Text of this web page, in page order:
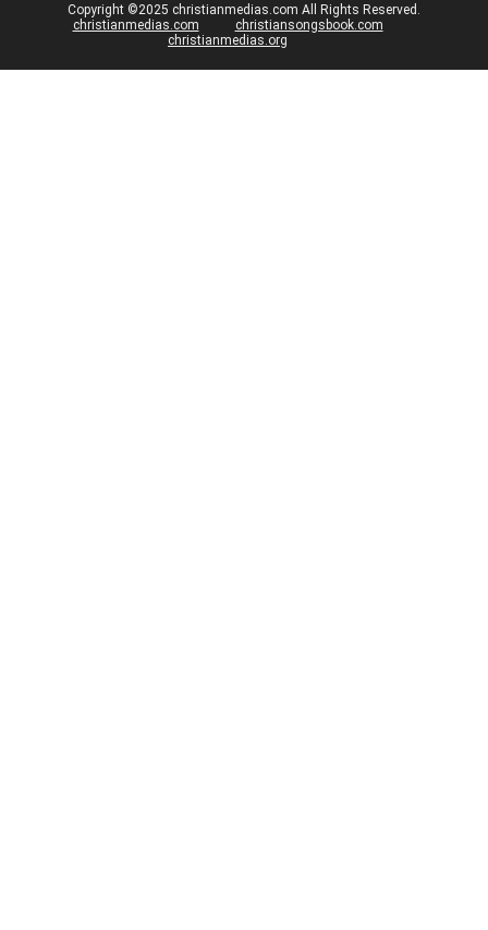
Copyright ©2025 christianmedias.com All Rights Reserved.
christianmedias.com
christiansongsbook.com
christianmedias.org